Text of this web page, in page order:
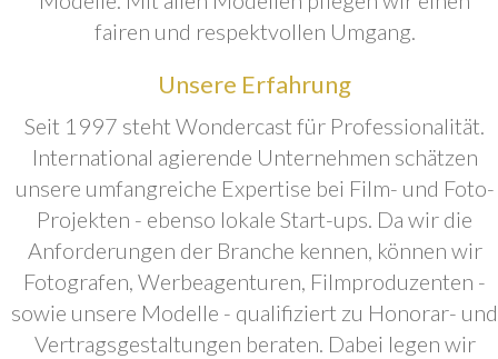
fairen und respektvollen Umgang.
Unsere Erfahrung
Seit 1997 steht Wondercast für Professionalität.
International agierende Unternehmen schätzen
unsere umfangreiche Expertise bei Film- und Foto-
Projekten - ebenso lokale Start-ups. Da wir die
Anforderungen der Branche kennen, können wir
Fotografen, Werbeagenturen, Filmproduzenten -
sowie unsere Modelle - qualifiziert zu Honorar- und
Vertragsgestaltungen beraten. Dabei legen wir